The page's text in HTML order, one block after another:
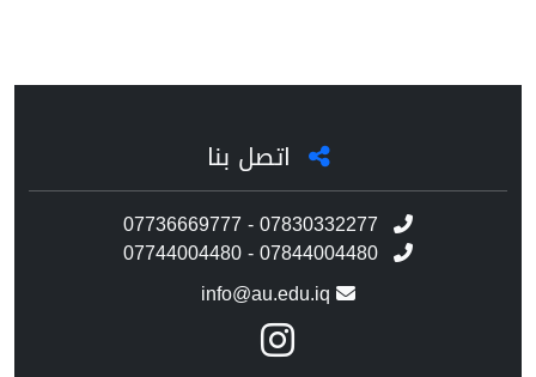
اتصل بنا
07736669777 - 07830332277
07744004480 - 07844004480
info@au.edu.iq